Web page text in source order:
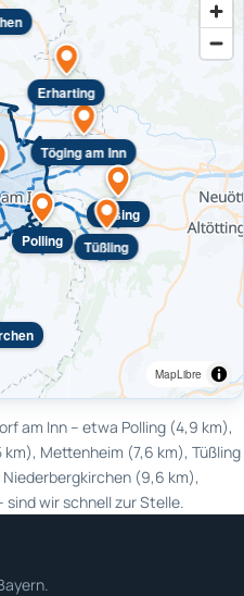
Polling
Töging am Inn
Erharting
Teising
Tüßling
MapLibre
am Inn – etwa Polling (4,9 km),
km), Mettenheim (7,6 km), Tüßling
(9,6 km),
wir schnell zur Stelle.